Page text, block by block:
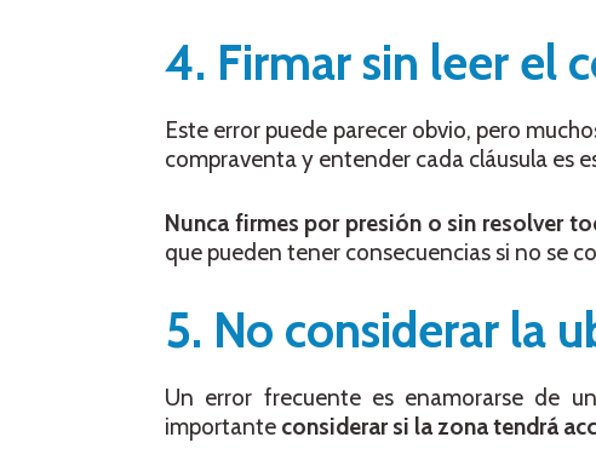
4. Firmar sin leer el
Este error puede parecer obvio, pero
compraventa y entender cada cláusula es
Nunca firmes por presión o sin resolver
que pueden tener consecuencias si no se
5. No considerar la
Un error frecuente es enamorarse de
importante considerar si la zona tendrá